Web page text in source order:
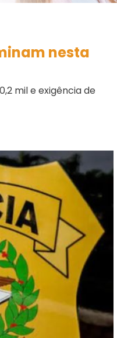
nesta
mil e exigência de